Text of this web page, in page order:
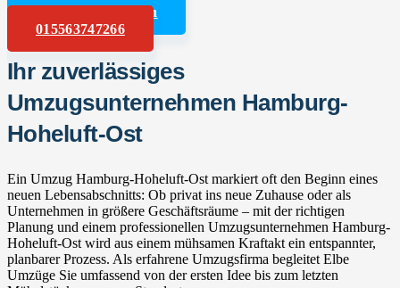
Angebot anfordern
015563747266
Ihr zuverlässiges
Umzugsunternehmen Hamburg-
Hoheluft-Ost
Ein Umzug Hamburg-Hoheluft-Ost markiert oft den Beginn eines
neuen Lebensabschnitts: Ob privat ins neue Zuhause oder als
Unternehmen in größere Geschäftsräume – mit der richtigen
Planung und einem professionellen Umzugsunternehmen Hamburg-
Hoheluft-Ost wird aus einem mühsamen Kraftakt ein entspannter,
planbarer Prozess. Als erfahrene Umzugsfirma begleitet Elbe
Umzüge Sie umfassend von der ersten Idee bis zum letzten